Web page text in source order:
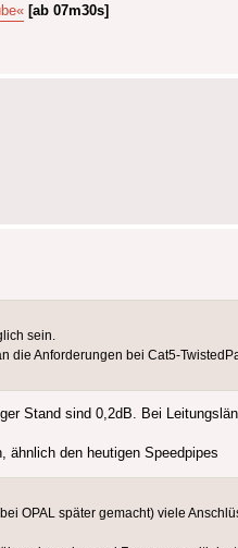
[ab 07m30s]
sein.
Anforderungen bei Cat5-
Stand sind 0,2dB. Bei
ähnlich den heutigen Speedpipes
OPAL später gemacht) viele